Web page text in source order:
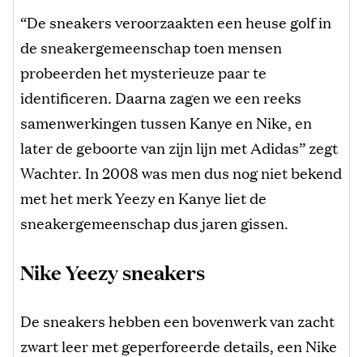
“De sneakers veroorzaakten een heuse golf in
de sneakergemeenschap toen mensen
probeerden het mysterieuze paar te
identificeren. Daarna zagen we een reeks
samenwerkingen tussen Kanye en Nike, en
later de geboorte van zijn lijn met Adidas” zegt
Wachter. In 2008 was men dus nog niet bekend
met het merk Yeezy en Kanye liet de
sneakergemeenschap dus jaren gissen.
Nike Yeezy sneakers
De sneakers hebben een bovenwerk van zacht
zwart leer met geperforeerde details, een Nike